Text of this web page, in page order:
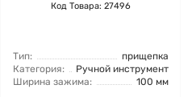
Код Товара: 27496
Тип:
прищепка
Категория:
Ручной инструмент
Ширина зажима:
100 мм